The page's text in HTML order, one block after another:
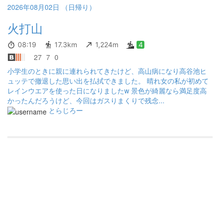
高の頂上に着くと、残念ながら前回同様にガスガス…とおもった
ヒュッテに戻る。 今回は天狗の庭で星空撮影がしたかったが、思
った以上にガスで天気に恵まれなかったので不完全燃焼なところ
はあるも、ガスのある夜景の撮影も悪くないなってことで楽しめ
ました。 また今のレンズで設定次第でいい感じのマクロ撮影がで
2026年08月02日 （日帰り）
火打山
08:19 17.3km 1,224m 4
27 7 0
小学生のときに親に連れられてきたけど、高山病になり高谷池ヒ
ュッテで撤退した思い出を払拭できました。 晴れ女の私が初めて
レインウエアを使った日になりましたw 景色が綺麗なら満足度高
かったんだろうけど、今回はガスりまくりで残念...
とらじろー